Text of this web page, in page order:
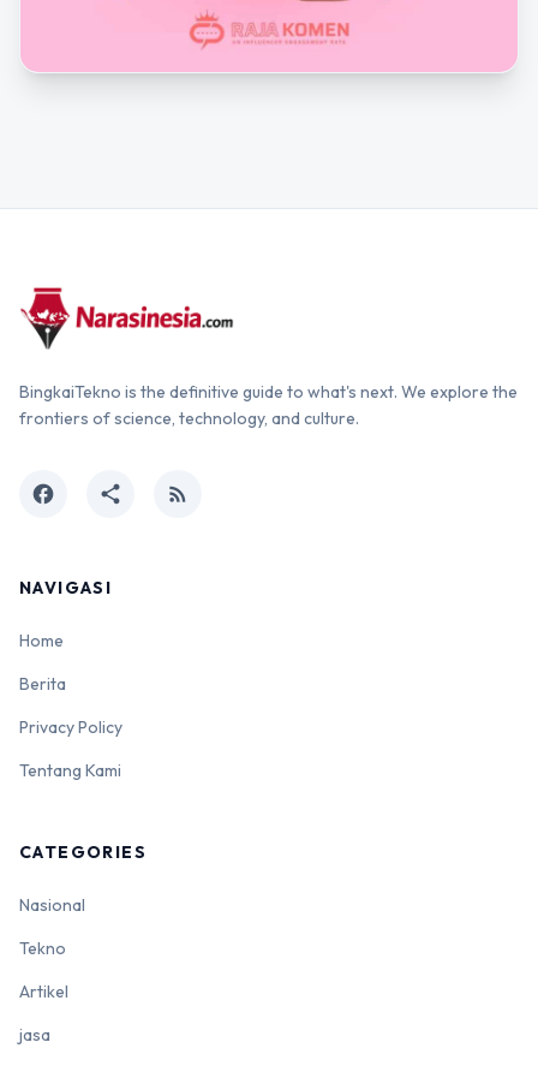
BingkaiTekno is the definitive guide to what's next. We explore the
frontiers of science, technology, and culture.
facebook share rss_feed
NAVIGASI
Home
Berita
Privacy Policy
Tentang Kami
CATEGORIES
Nasional
Tekno
Artikel
jasa